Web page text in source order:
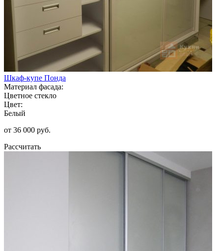
Шкаф-купе Понда
Материал фасада:
Цветное стекло
Цвет:
Белый
от 36 000 руб.
Рассчитать